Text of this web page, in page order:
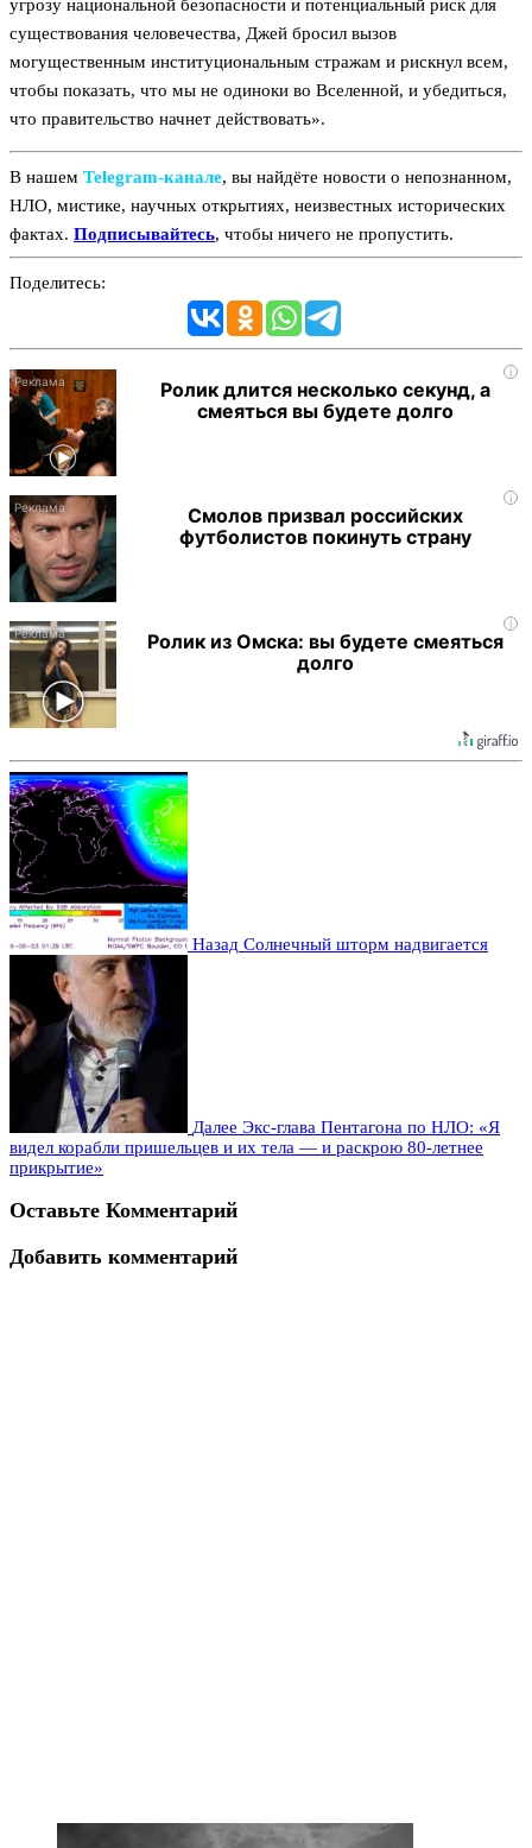
угрозу национальной безопасности и потенциальный риск для
существования человечества, Джей бросил вызов
могущественным институциональным стражам и рискнул всем,
чтобы показать, что мы не одиноки во Вселенной, и убедиться,
что правительство начнет действовать».
В нашем Telegram‑канале, вы найдёте новости о непознанном,
НЛО, мистике, научных открытиях, неизвестных исторических
фактах. Подписывайтесь, чтобы ничего не пропустить.
Поделитесь:
i
Ролик длится несколько секунд, а
смеяться вы будете долго
i
Смолов призвал российских
футболистов покинуть страну
i
Ролик из Омска: вы будете смеяться
долго
Назад Солнечный шторм надвигается
Далее Экс-глава Пентагона по НЛО: «Я
видел корабли пришельцев и их тела — и раскрою 80-летнее
прикрытие»
Оставьте Комментарий
Добавить комментарий